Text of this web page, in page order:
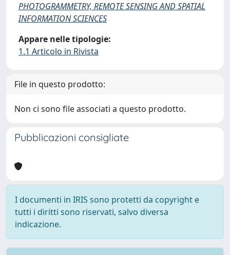
PHOTOGRAMMETRY, REMOTE SENSING AND SPATIAL
INFORMATION SCIENCES
Appare nelle tipologie:
1.1 Articolo in Rivista
File in questo prodotto:
Non ci sono file associati a questo prodotto.
Pubblicazioni consigliate
I documenti in IRIS sono protetti da copyright e
tutti i diritti sono riservati, salvo diversa
indicazione.